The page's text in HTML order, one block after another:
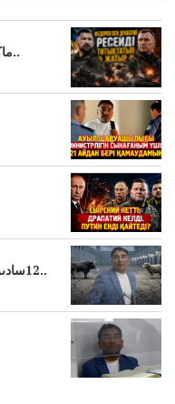
ماڭىنپوكروۆسكاپ، درون ماڭىنداعىنە ج..
12سادىربايدىتاعىسى كەلە12نجىلعاۇقا مەس..